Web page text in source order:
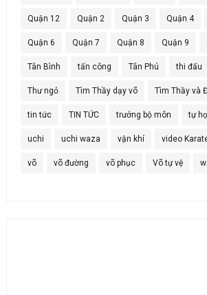
Quận 12 Quận 2 Quận 3 Quận 4
Quận 6 Quận 7 Quận 8 Quận 9
Tân Bình tấn công Tân Phú thi đấu
Thư ngỏ Tìm Thầy dạy võ Tìm Thầy và
tin tức TIN TỨC trưởng bộ môn tự
uchi uchi waza vận khí video
võ võ đường võ phục Võ tự vệ